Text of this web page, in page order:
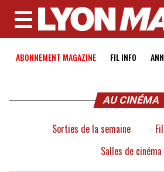
MENU
ABONNEMENT MAGAZINE FIL INFO
AU CINÉMA
Sorties de la semaine
Salles de cinéma